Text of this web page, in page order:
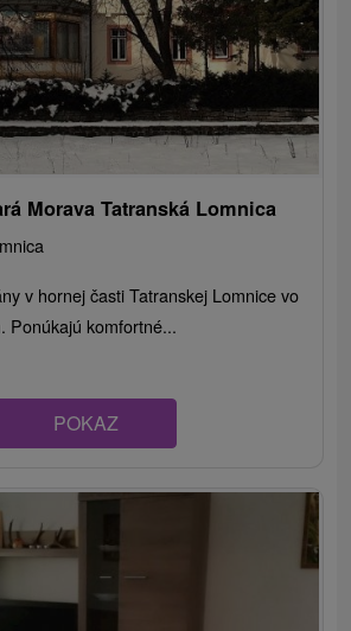
Morava Tatranská Lomnica
v hornej časti Tatranskej Lomnice vo
Ponúkajú komfortné...
POKAZ